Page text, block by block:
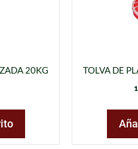
20KG TOLVA DE